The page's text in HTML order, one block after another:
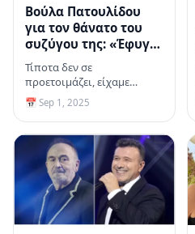
Βούλα Πατουλίδου
για τον θάνατο του
συζύγου της: «Έφυγε»
με τον καλύτερο
τρόπο, μέσα στην
αγκαλιά μου
Τίποτα δεν σε
προετοιμάζει, είχαμε
ελπίδα ότι θα γίνει καλά,
πρόσθεσε
📅 Sep 1, 2025